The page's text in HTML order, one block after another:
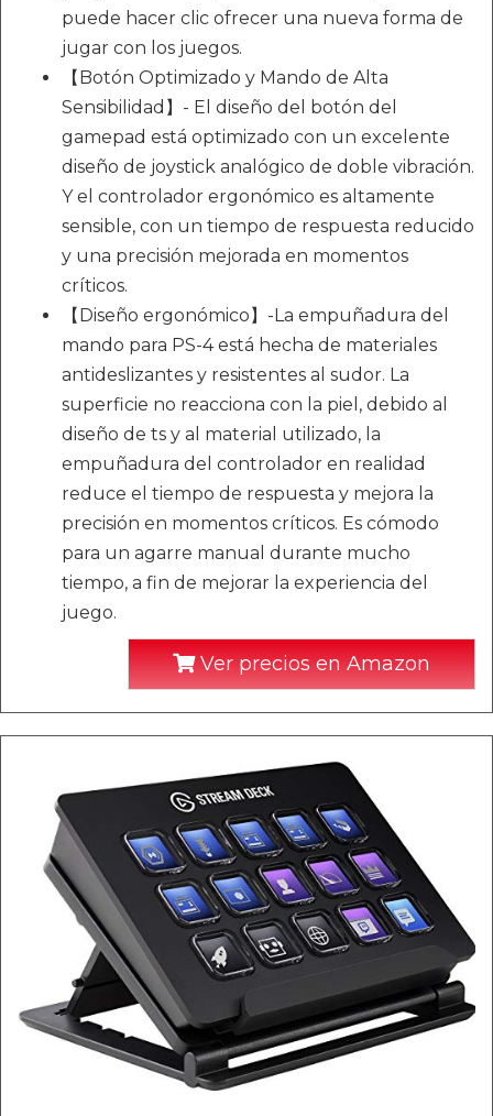
puede hacer clic ofrecer una nueva forma de
jugar con los juegos.
【Botón Optimizado y Mando de Alta
Sensibilidad】- El diseño del botón del
gamepad está optimizado con un excelente
diseño de joystick analógico de doble vibración.
Y el controlador ergonómico es altamente
sensible, con un tiempo de respuesta reducido
y una precisión mejorada en momentos
críticos.
【Diseño ergonómico】-La empuñadura del
mando para PS-4 está hecha de materiales
antideslizantes y resistentes al sudor. La
superficie no reacciona con la piel, debido al
diseño de ts y al material utilizado, la
empuñadura del controlador en realidad
reduce el tiempo de respuesta y mejora la
precisión en momentos críticos. Es cómodo
para un agarre manual durante mucho
tiempo, a fin de mejorar la experiencia del
juego.
Ver precios en Amazon